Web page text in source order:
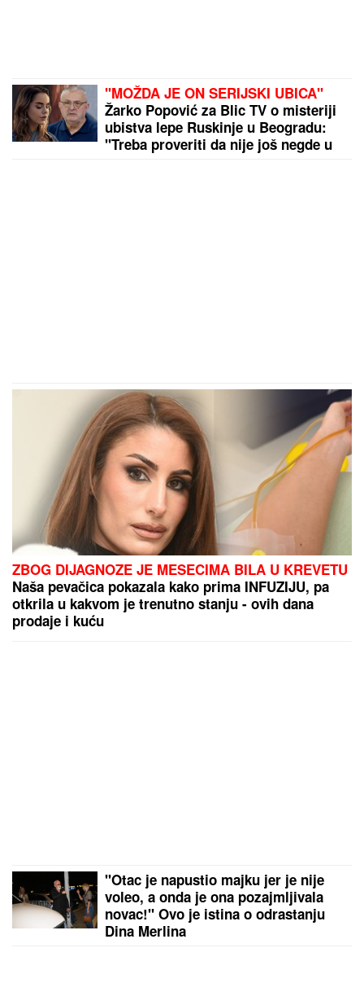
"MOŽDA JE ON SERIJSKI UBICA"
Žarko Popović za Blic TV o misteriji
ubistva lepe Ruskinje u Beogradu:
"Treba proveriti da nije još negde u
ZBOG DIJAGNOZE JE MESECIMA BILA U KREVETU
Naša pevačica pokazala kako prima INFUZIJU, pa
otkrila u kakvom je trenutno stanju - ovih dana
prodaje i kuću
"Otac je napustio majku jer je nije
voleo, a onda je ona pozajmljivala
novac!" Ovo je istina o odrastanju
Dina Merlina